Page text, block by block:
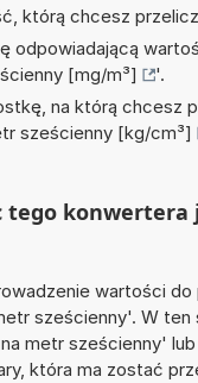
którą chcesz
odpowiadającą
[mg/m³]
'.
na którą chcesz
sześcienny [kg/cm³]
tego
wartości
sześcienny'. W
metr sześcienny'
która ma zostać